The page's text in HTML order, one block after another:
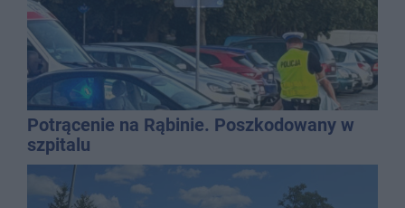
Potrącenie na Rąbinie. Poszkodowany w
szpitalu